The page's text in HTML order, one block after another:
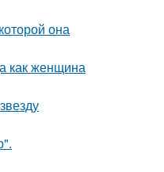
она
как женщина